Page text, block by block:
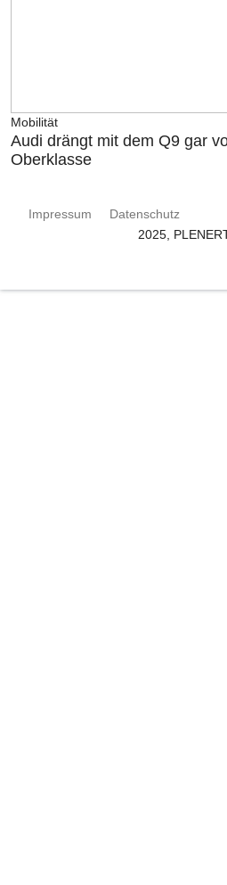
Mobilität
Audi drängt mit dem Q9 gar
Oberklasse
Impressum
Datenschutz
2025,